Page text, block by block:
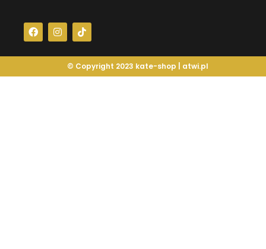
© Copyright 2023 kate-shop | atwi.pl